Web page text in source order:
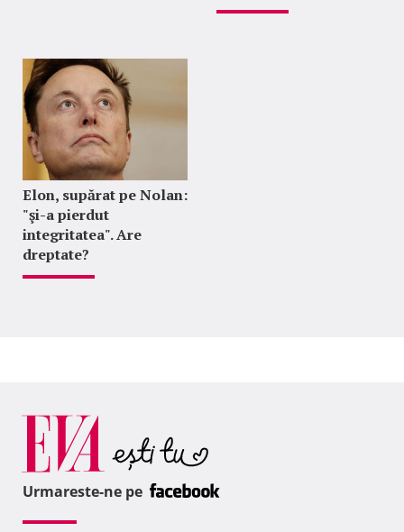
Elon, supărat pe Nolan:
"şi-a pierdut
integritatea". Are
dreptate?
Urmareste-ne pe